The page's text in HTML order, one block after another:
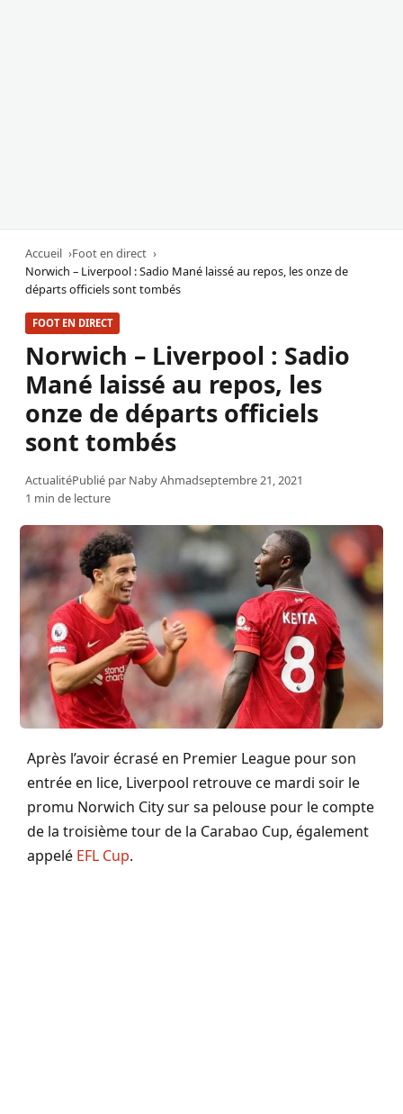
Accueil
Foot en direct
Norwich – Liverpool : Sadio Mané laissé au repos, les onze de
départs officiels sont tombés
FOOT EN DIRECT
Norwich – Liverpool : Sadio
Mané laissé au repos, les
onze de départs officiels
sont tombés
ActualitéPublié par Naby Ahmadseptembre 21, 2021
1 min de lecture
Après l’avoir écrasé en Premier League pour son
entrée en lice, Liverpool retrouve ce mardi soir le
promu Norwich City sur sa pelouse pour le compte
de la troisième tour de la Carabao Cup, également
appelé EFL Cup.